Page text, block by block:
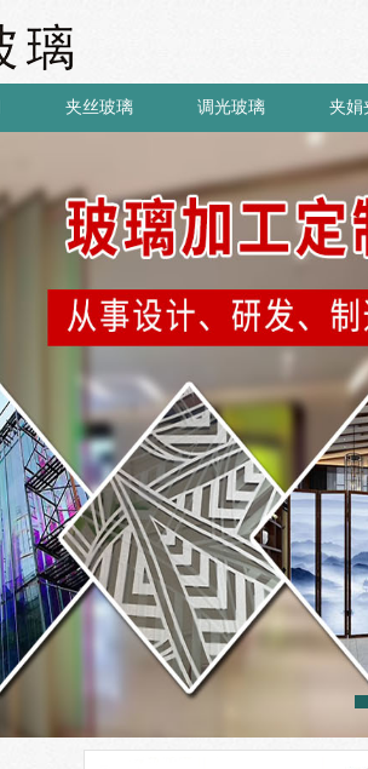
夹丝玻璃 调光玻璃 夹娟